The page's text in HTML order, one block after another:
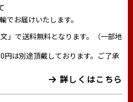
でお届けいたします。
」で送料無料となります。（一部地
は別途頂戴しております。ご了承
詳しくはこちら